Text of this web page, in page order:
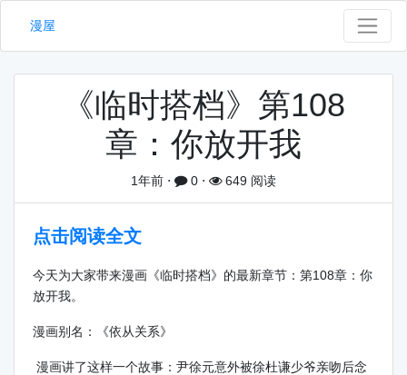
漫屋
《临时搭档》第108
章：你放开我
1年前 ⋅ 0 ⋅ 649 阅读
点击阅读全文
今天为大家带来漫画《临时搭档》的最新章节：第108章：你
放开我。
漫画别名：《依从关系》
漫画讲了这样一个故事：尹徐元意外被徐杜谦少爷亲吻后念